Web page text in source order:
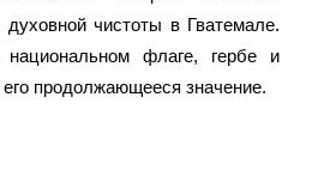
чистоты в Гватемале.
национальном флаге, гербе и
продолжающееся значение.